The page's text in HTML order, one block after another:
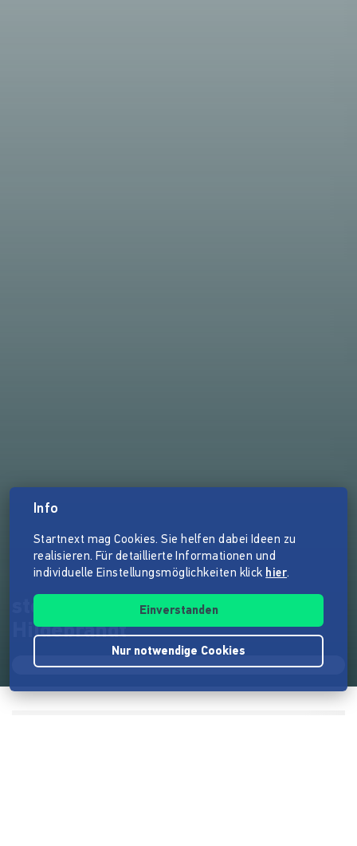
stoersender.tv mit Dieter
Hildebrandt
Info
Startnext mag Cookies. Sie helfen dabei Ideen zu
realisieren. Für detaillierte Informationen und
individuelle Einstellungsmöglichkeiten klick hier.
Einverstanden
Nur notwendige Cookies